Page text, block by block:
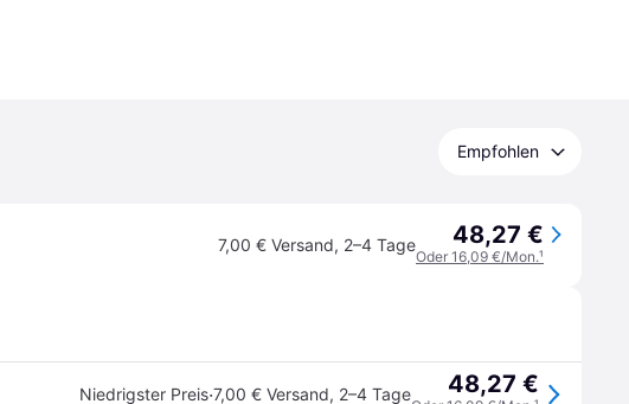
Empfohlen
7,00 € Versand, 2–4 Tage 48,27 €
Oder 16,09 €/Mon.¹
Niedrigster Preis·7,00 € Versand, 2–4 Tage 48,27 €